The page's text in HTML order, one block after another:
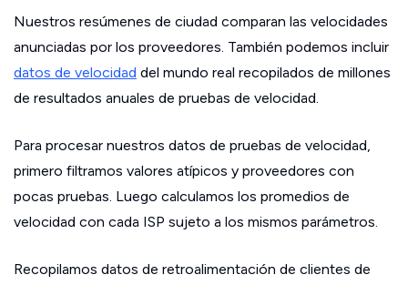
Nuestros resúmenes de ciudad comparan las velocidades
anunciadas por los proveedores. También podemos incluir
datos de velocidad del mundo real recopilados de millones
de resultados anuales de pruebas de velocidad.
Para procesar nuestros datos de pruebas de velocidad,
primero filtramos valores atípicos y proveedores con
pocas pruebas. Luego calculamos los promedios de
velocidad con cada ISP sujeto a los mismos parámetros.
Recopilamos datos de retroalimentación de clientes de